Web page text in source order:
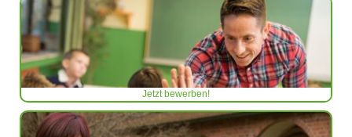
Jetzt bewerben!